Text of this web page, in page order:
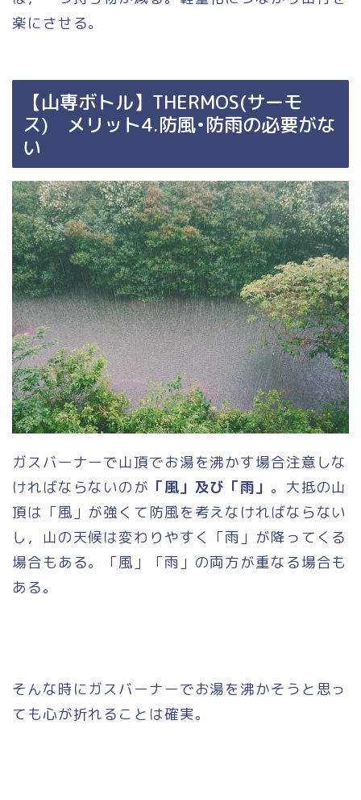
楽にさせる。
【山専ボトル】THERMOS(サーモ
ス) メリット4.防風•防雨の必要がな
い
ガスバーナーで山頂でお湯を沸かす場合注意しな
ければならないのが 「風」及び「雨」 。大抵の山
頂は「風」が強くて防風を考えなければならない
し，山の天候は変わりやすく「雨」が降ってくる
場合もある。「風」「雨」の両方が重なる場合も
ある。
そんな時にガスバーナーでお湯を沸かそうと思っ
ても心が折れることは確実。